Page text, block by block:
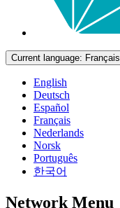
Current language: Français
English
Deutsch
Español
Français
Nederlands
Norsk
Português
한국어
Network Menu